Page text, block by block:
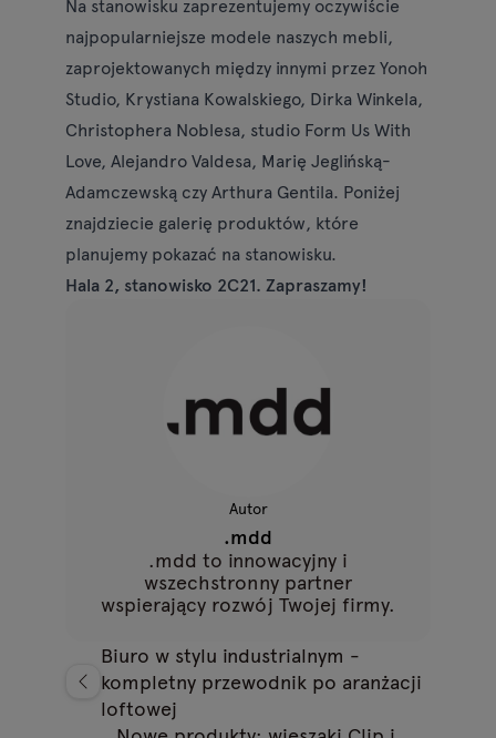
najpopularniejsze modele naszych mebli,
zaprojektowanych między innymi przez Yonoh
Studio, Krystiana Kowalskiego, Dirka Winkela,
Christophera Noblesa, studio Form Us With
Love, Alejandro Valdesa, Marię Jeglińską-
Adamczewską czy Arthura Gentila. Poniżej
znajdziecie galerię produktów, które
planujemy pokazać na stanowisku.
Hala 2, stanowisko 2C21. Zapraszamy!
Autor
.mdd
.mdd to innowacyjny i
wszechstronny partner
wspierający rozwój Twojej firmy.
Biuro w stylu industrialnym -
kompletny przewodnik po aranżacji
loftowej